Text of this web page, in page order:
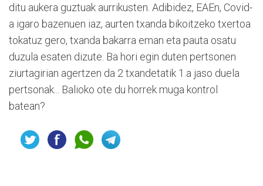
ditu aukera guztuak aurrikusten. Adibidez, EAEn, Covid-
a igaro bazenuen iaz, aurten txanda bikoitzeko txertoa
tokatuz gero, txanda bakarra eman eta pauta osatu
duzula esaten dizute. Ba hori egin duten pertsonen
ziurtagirian agertzen da 2 txandetatik 1.a jaso duela
pertsonak... Balioko ote du horrek muga kontrol
batean?